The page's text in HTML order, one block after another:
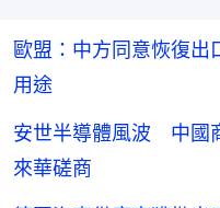
歐盟：中方同意恢復
用途
安世半導體風波 中國
來華磋商